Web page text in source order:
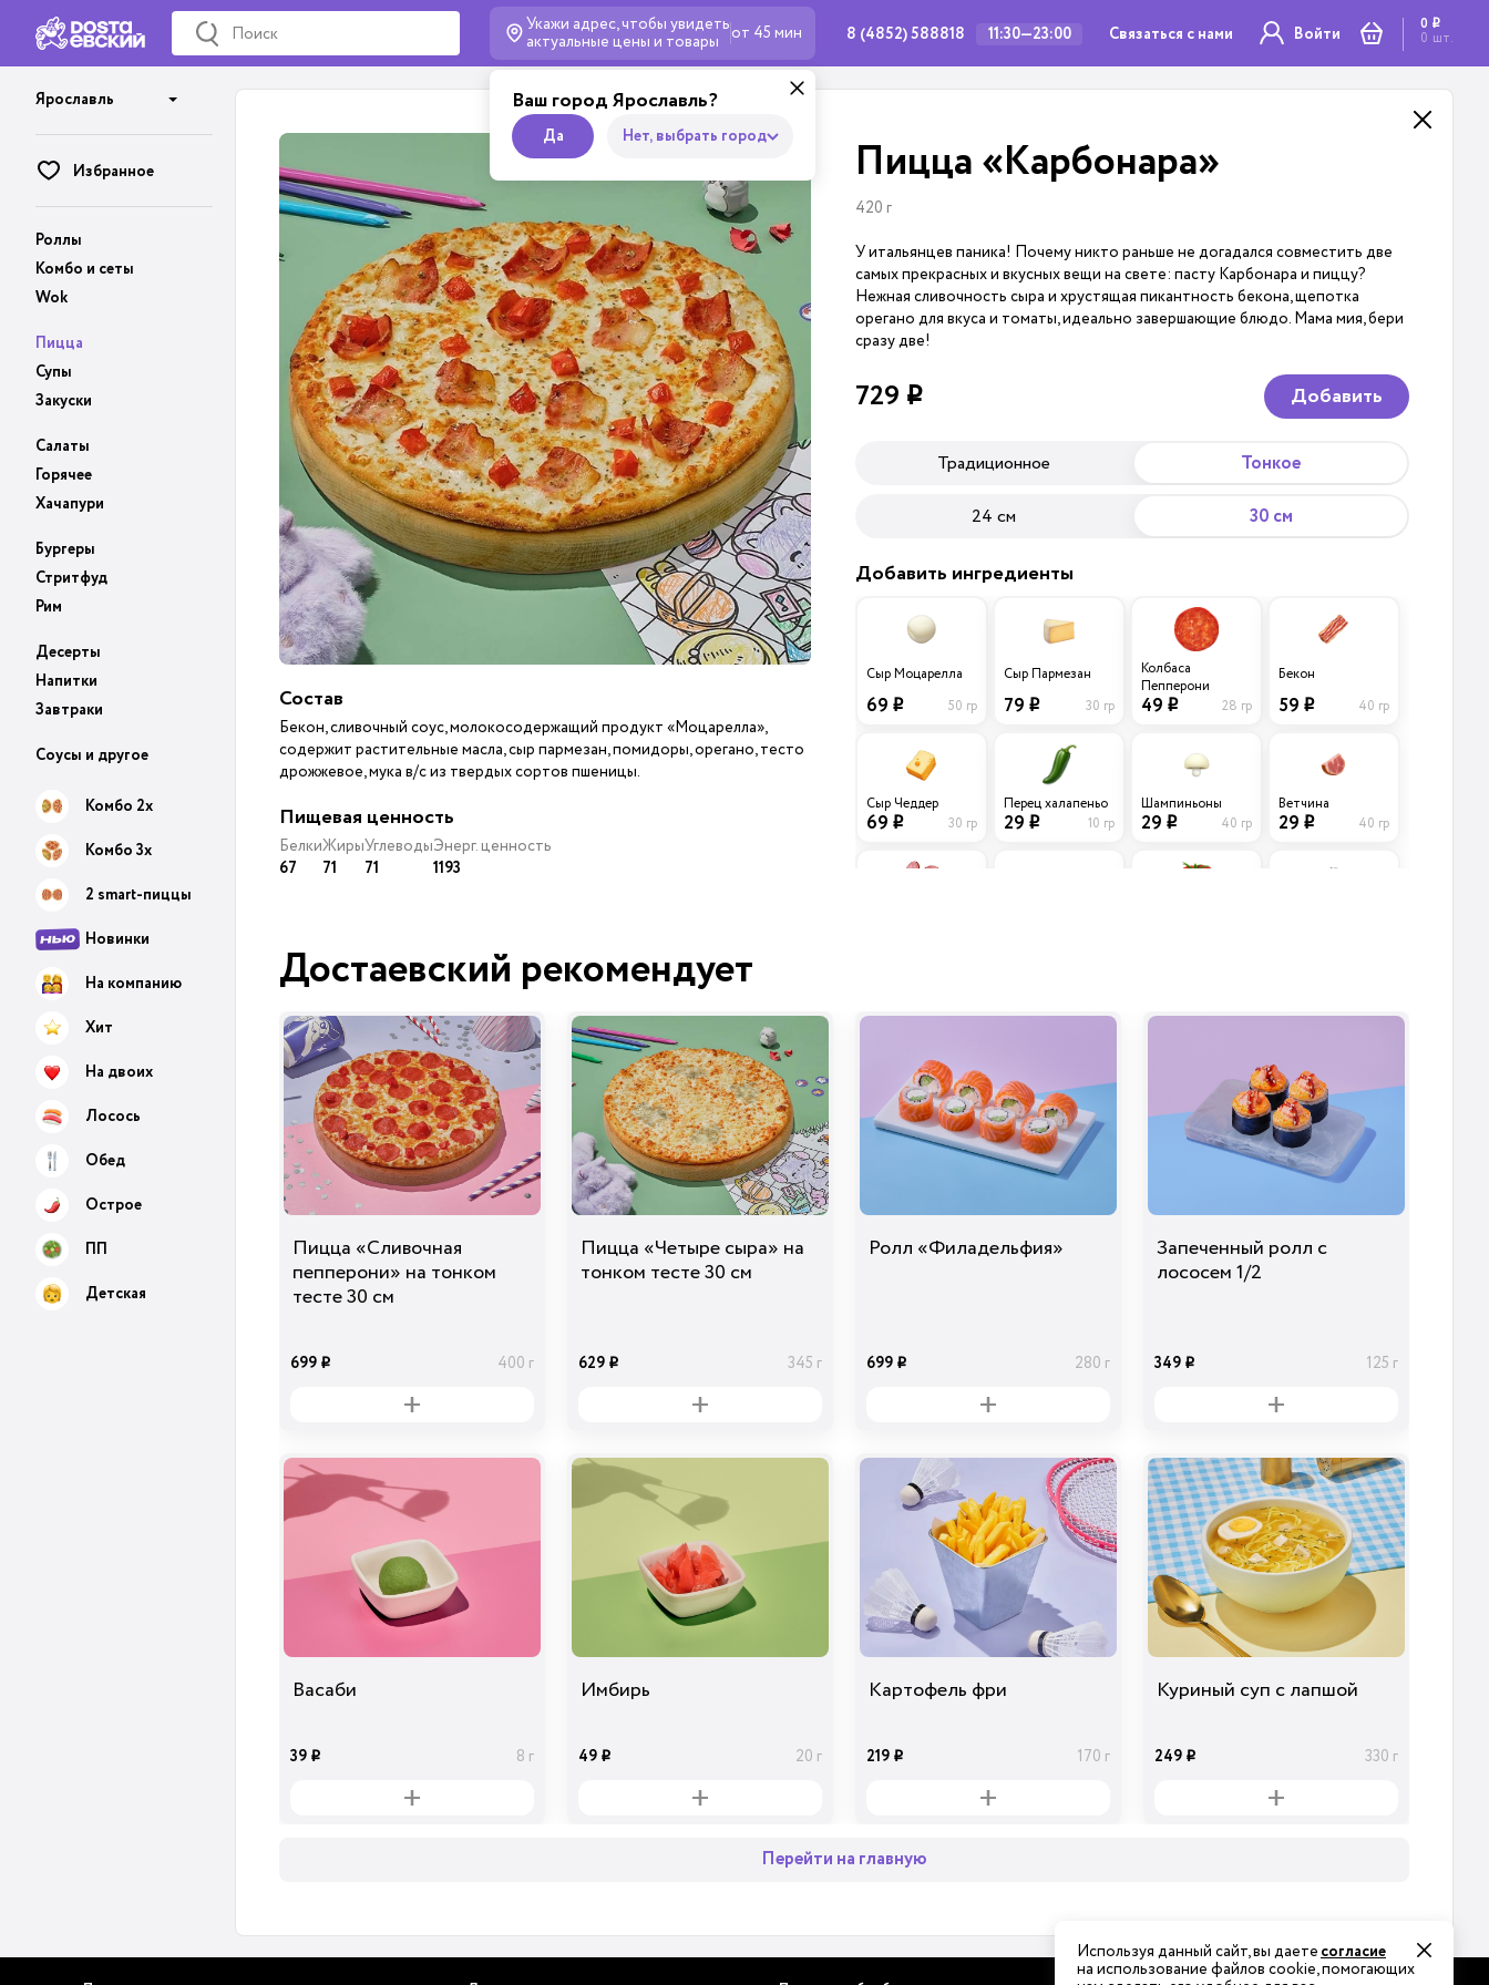
Укажи адрес, чтобы увидеть
актуальные цены и товары от 45 мин
Ваш город Ярославль?
Да Нет, выбрать город
8 (4852) 588818 11:30—23:00 Связаться с нами Войти 0 i
0 шт.
Ярославль
Избранное
Роллы
Комбо и сеты
Wok
Пицца
Супы
Закуски
Салаты
Горячее
Хачапури
Бургеры
Стритфуд
Рим
Десерты
Напитки
Завтраки
Соусы и другое
Комбо 2х
Комбо 3х
2 smart-пиццы
Новинки
На компанию
Хит
На двоих
Лосось
Обед
Острое
ПП
Детская
Состав
Бекон, сливочный соус, молокосодержащий продукт «Моцарелла»,
содержит растительные масла, сыр пармезан, помидоры, орегано, тесто
дрожжевое, мука в/с из твердых сортов пшеницы.
Пищевая ценность
Белки
67
Жиры
71
Углеводы
71
Энерг. ценность
1193
Пицца «Карбонара»
420 г
У итальянцев паника! Почему никто раньше не догадался совместить две
самых прекрасных и вкусных вещи на свете: пасту Карбонара и пиццу?
Нежная сливочность сыра и хрустящая пикантность бекона, щепотка
орегано для вкуса и томаты, идеально завершающие блюдо. Мама мия, бери
сразу две!
729 i Добавить
Традиционное Тонкое
24 см 30 см
Добавить ингредиенты
Сыр Моцарелла
69 i 50 гр
Сыр Пармезан
79 i 30 гр
Колбаса
Пепперони
49 i 28 гр
Бекон
59 i 40 гр
Сыр Чеддер
69 i 30 гр
Перец халапеньо
29 i 10 гр
Шампиньоны
29 i 40 гр
Ветчина
29 i 40 гр
Ананасы
консервированны
39i 40 гр
Огурцы
маринованные
29i 30 гр
Лук Красный
20 гр
Сыр Дор-Блю
39i 10 гр
красный
Достаевский рекомендует
Пицца «Сливочная
пепперони» на тонком
тесте 30 см
699 i 400 г
Пицца «Четыре сыра» на
тонком тесте 30 см
629 i 345 г
Ролл «Филадельфия»
699 i 280 г
Запеченный ролл с
лососем 1/2
349 i 125 г
Васаби
39 i 8 г
Имбирь
49 i 20 г
Картофель фри
219 i 170 г
Куриный суп с лапшой
249 i 330 г
Перейти на главную
Используя данный сайт, вы даетесогласие
на использование файлов cookie, помогающих